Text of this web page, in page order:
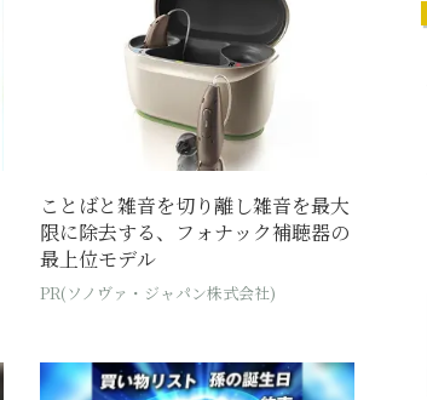
ことばと雑音を切り離し雑音を最大
限に除去する、フォナック補聴器の
最上位モデル
PR(ソノヴァ・ジャパン株式会社)